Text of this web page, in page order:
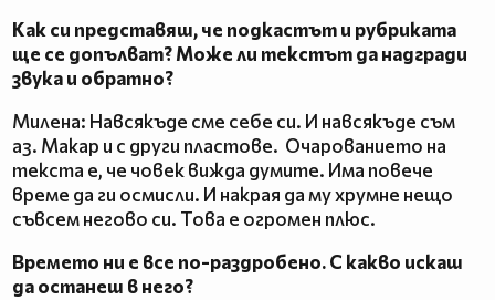
Как си представяш, че подкастът и рубриката
ще се допълват? Може ли текстът да надгради
звука и обратно?
Милена: Навсякъде сме себе си. И навсякъде съм
аз. Макар и с други пластове. Очарованието на
текста е, че човек вижда думите. Има повече
време да ги осмисли. И накрая да му хрумне нещо
съвсем негово си. Това е огромен плюс.
Времето ни е все по-раздробено. С какво искаш
да останеш в него?